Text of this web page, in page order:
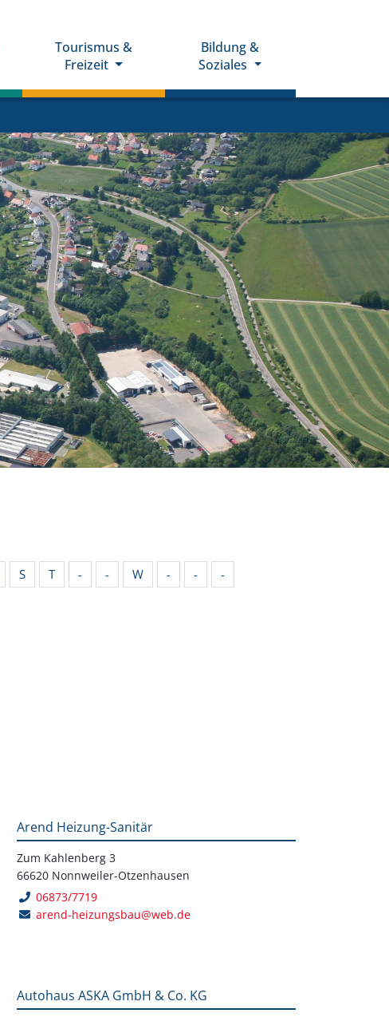
Tourismus &
Freizeit
Bildung &
Soziales
S T - - W - - -
Arend Heizung-Sanitär
Zum Kahlenberg 3
66620 Nonnweiler-Otzenhausen
06873/7719
arend-heizungsbau@web.de
Autohaus ASKA GmbH & Co. KG